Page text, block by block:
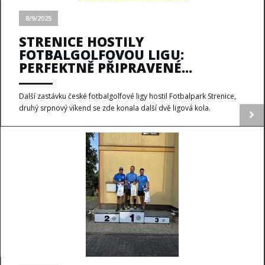
8/9/2025
STRENICE HOSTILY
FOTBALGOLFOVOU LIGU:
PERFEKTNĚ PŘIPRAVENÉ...
Další zastávku české fotbalgolfové ligy hostil Fotbalpark Strenice,
druhý srpnový víkend se zde konala další dvě ligová kola.